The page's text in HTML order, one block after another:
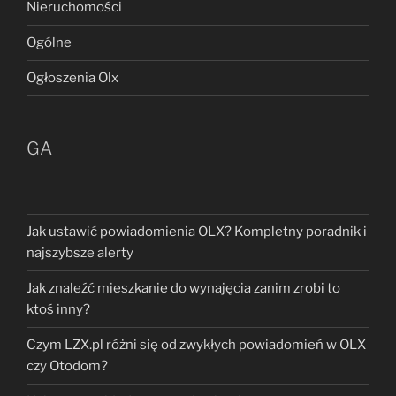
w
Otodom?”
Nieruchomości
Ogólne
Ogłoszenia Olx
GA
Jak ustawić powiadomienia OLX? Kompletny poradnik i
najszybsze alerty
Jak znaleźć mieszkanie do wynajęcia zanim zrobi to
ktoś inny?
Czym LZX.pl różni się od zwykłych powiadomień w OLX
czy Otodom?